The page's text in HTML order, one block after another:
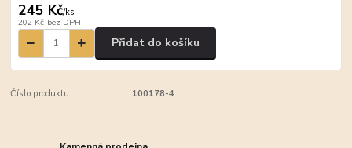
245 Kč/ks
202 Kč bez DPH
Přidat do košíku
Číslo produktu: 100178-4